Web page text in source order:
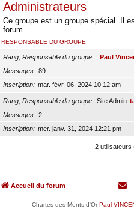
Administrateurs
Ce groupe est un groupe spécial. Il
forum.
RESPONSABLE DU GROUPE
Rang, Responsable du groupe
Paul
Messages
89
Inscription
mar. févr. 06, 2024 10:12 am
Rang, Responsable du groupe Site Admin
Messages
2
Inscription
mer. janv. 31, 2024 12:21 pm
2 utilisateurs
Accueil du forum
Chartes des Monts d'OrPaul